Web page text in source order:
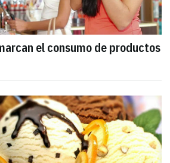
el consumo de productos